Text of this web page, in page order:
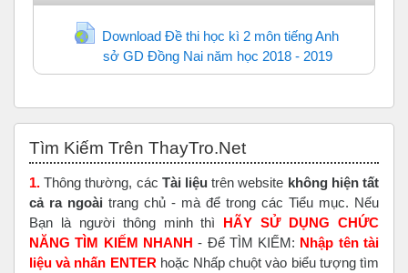
Download Đề thi học kì 2 môn tiếng Anh
sở GD Đồng Nai năm học 2018 - 2019
URL
Tìm Kiếm Trên ThayTro.Net
1. Thông thường, các Tài liệu trên website không hiện tất
cả ra ngoài trang chủ - mà để trong các Tiểu mục. Nếu
Bạn là người thông minh thì HÃY SỬ DỤNG CHỨC
NĂNG TÌM KIẾM NHANH - Để TÌM KIẾM: Nhập tên tài
liệu và nhấn ENTER hoặc Nhấp chuột vào biểu tượng tìm